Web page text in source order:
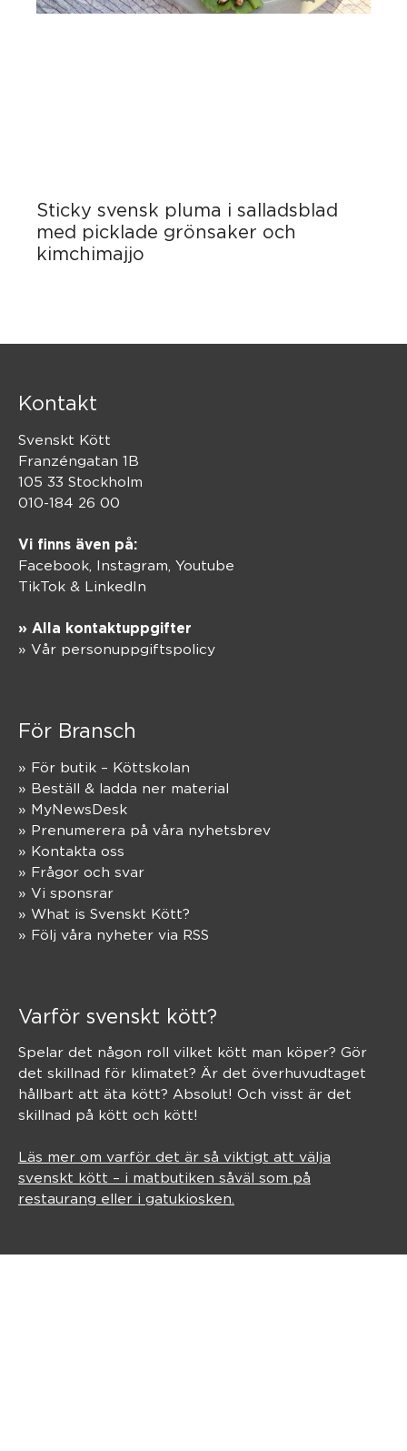
Sticky svensk pluma i salladsblad
med picklade grönsaker och
kimchimajjo
Kontakt
Svenskt Kött
Franzéngatan 1B
105 33 Stockholm
010-184 26 00
Vi finns även på:
Facebook, Instagram Youtube
TikTok & LinkedIn
» Alla kontaktuppgifter
» Vår personuppgiftspolicy
För Bransch
» För butik – Köttskolan
» Beställ & ladda ner material
» MyNewsDesk
» Prenumerera på våra nyhetsbrev
» Kontakta oss
» Frågor och svar
» Vi sponsrar
» What is Svenskt Kött?
» Följ våra nyheter via RSS
Varför svenskt kött?
Spelar det någon roll vilket kött man köper? Gör
det skillnad för klimatet? Är det överhuvudtaget
hållbart att äta kött? Absolut! Och visst är det
skillnad på kött och kött!
Läs mer om varför det är så viktigt att välja
svenskt kött – i matbutiken såväl som på
restaurang eller i gatukiosken.